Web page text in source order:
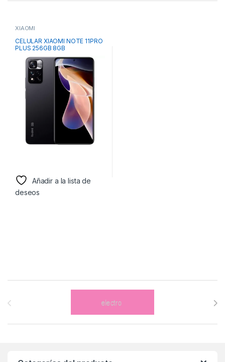
XIAOMI
CELULAR XIAOMI NOTE 11PRO
PLUS 256GB 8GB
Añadir a la lista de
deseos
Brands Carousel